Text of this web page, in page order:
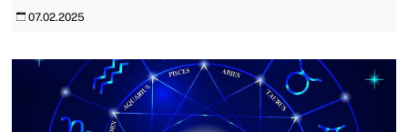
07.02.2025